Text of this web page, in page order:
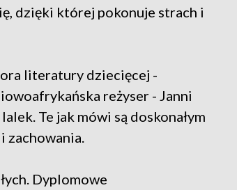
dzięki której pokonuje strach i
literatury dziecięcej -
reżyser - Janni
Te jak mówi są doskonałym
Dyplomowe